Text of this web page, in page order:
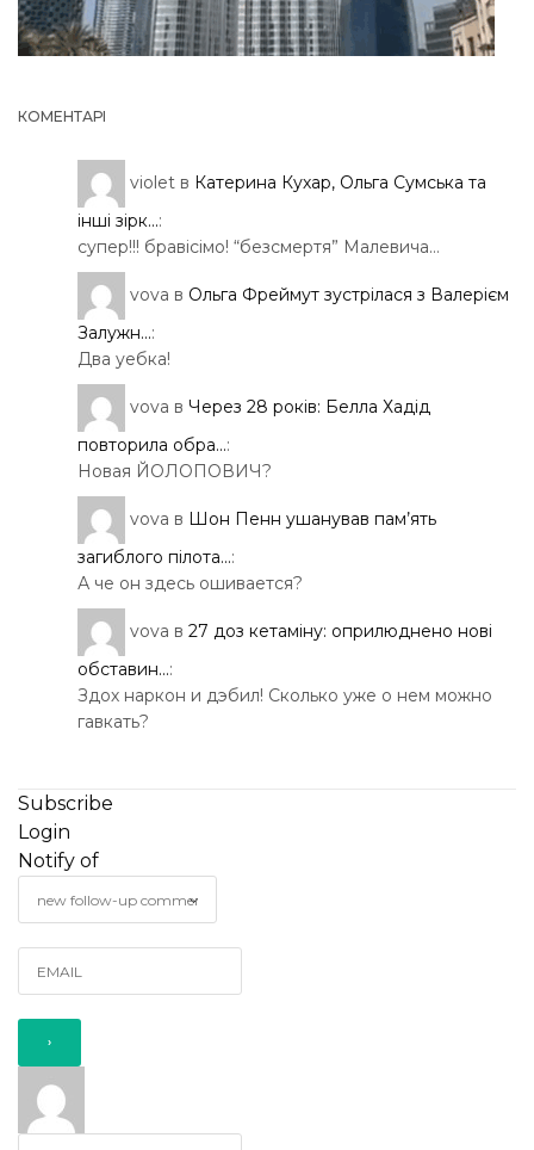
КОМЕНТАРІ
violet в Катерина Кухар, Ольга Сумська та
інші зірк...:
супер!!! бравісімо! “безсмертя” Малевича…
vova в Ольга Фреймут зустрілася з Валерієм
Залужн...:
Два уебка!
vova в Через 28 років: Белла Хадід
повторила обра...:
Новая ЙОЛОПОВИЧ?
vova в Шон Пенн ушанував пам’ять
загиблого пілота...:
А че он здесь ошивается?
vova в 27 доз кетаміну: оприлюднено нові
обставин...:
Здох наркон и дэбил! Сколько уже о нем можно
гавкать?
Subscribe
Login
Notify of